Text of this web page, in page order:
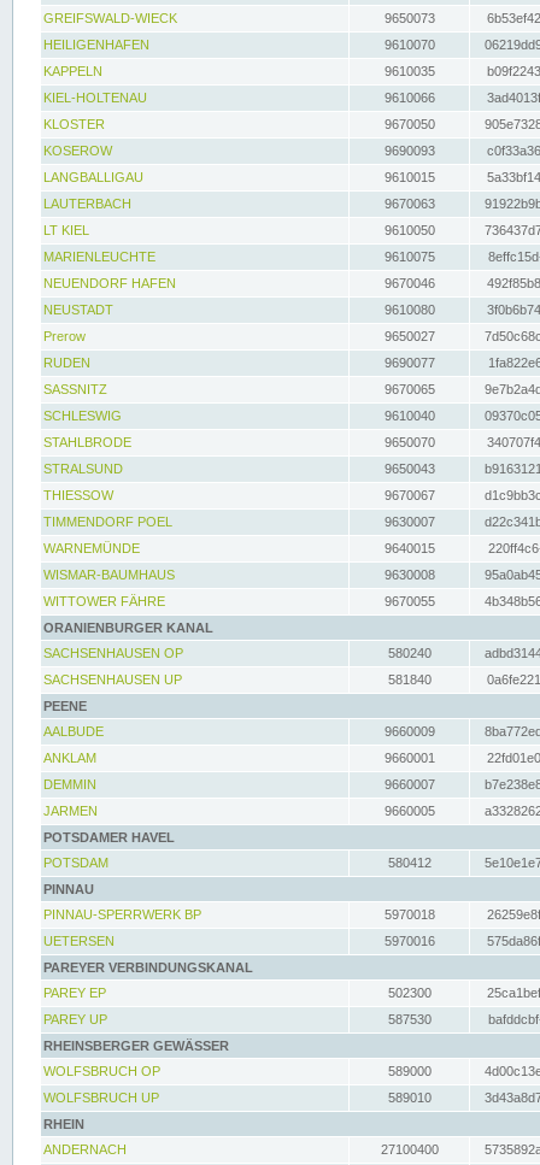
GREIFSWALD-WIECK
9650073
HEILIGENHAFEN
9610070
KAPPELN
9610035
KIEL-HOLTENAU
9610066
KLOSTER
9670050
KOSEROW
9690093
LANGBALLIGAU
9610015
LAUTERBACH
9670063
LT KIEL
9610050
MARIENLEUCHTE
9610075
NEUENDORF HAFEN
9670046
NEUSTADT
9610080
Prerow
9650027
RUDEN
9690077
SASSNITZ
9670065
SCHLESWIG
9610040
STAHLBRODE
9650070
STRALSUND
9650043
THIESSOW
9670067
TIMMENDORF POEL
9630007
WARNEMÜNDE
9640015
WISMAR-BAUMHAUS
9630008
WITTOWER FÄHRE
9670055
ORANIENBURGER KANAL
SACHSENHAUSEN OP
580240
SACHSENHAUSEN UP
581840
PEENE
AALBUDE
9660009
ANKLAM
9660001
DEMMIN
9660007
JARMEN
9660005
POTSDAMER HAVEL
POTSDAM
580412
PINNAU
PINNAU-SPERRWERK BP
5970018
UETERSEN
5970016
PAREYER VERBINDUNGSKANAL
PAREY EP
502300
PAREY UP
587530
RHEINSBERGER GEWÄSSER
WOLFSBRUCH OP
589000
WOLFSBRUCH UP
589010
RHEIN
ANDERNACH
27100400